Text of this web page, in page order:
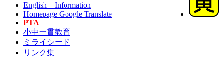
English Information
Homepage Google Translate
PTA
小中一貫教育
ミライシード
リンク集